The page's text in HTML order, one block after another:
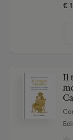
€
Il